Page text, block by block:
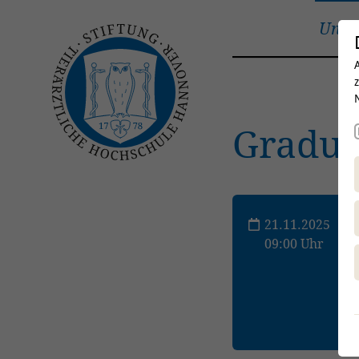
21.11.2025
09:00 Uhr